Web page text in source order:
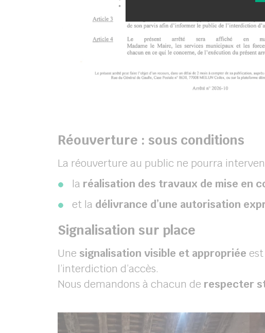
Réouverture : sous conditions
La réouverture au public ne pourra
la réalisation des travaux de mise en
et la délivrance d’une autorisation
Signalisation sur place
Une signalisation visible et appropriée
l’interdiction d’accès.
Nous demandons à chacun de respecter